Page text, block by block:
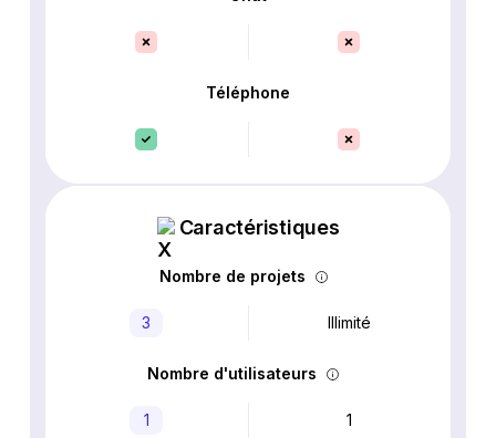
Téléphone
Caractéristiques
Nombre de projets
3 Illimité
Nombre d'utilisateurs
1 1